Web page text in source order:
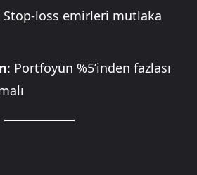
Stop-loss emirleri mutlaka
: Portföyün %5’inden fazlası